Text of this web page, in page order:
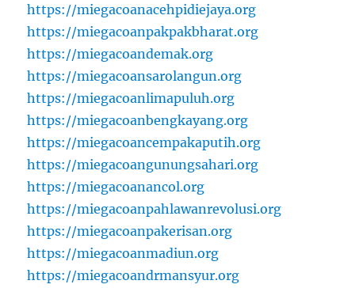
https://miegacoanacehpidiejaya.org
https://miegacoanpakpakbharat.org
https://miegacoandemak.org
https://miegacoansarolangun.org
https://miegacoanlimapuluh.org
https://miegacoanbengkayang.org
https://miegacoancempakaputih.org
https://miegacoangunungsahari.org
https://miegacoanancol.org
https://miegacoanpahlawanrevolusi.org
https://miegacoanpakerisan.org
https://miegacoanmadiun.org
https://miegacoandrmansyur.org